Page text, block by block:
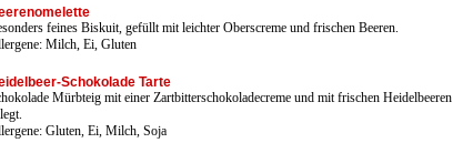
feines Biskuit, gefüllt mit leichter Oberscreme und frischen Beeren.
Milch, Ei, Gluten
Schokolade Tarte
Mürbteig mit einer Zartbitterschokoladecreme und mit frischen Heidelbeeren
Gluten, Ei, Milch, Soja